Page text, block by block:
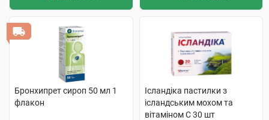
Бронхипрет сироп 50 мл 1
флакон
Ісландіка пастилки з
ісландським мохом та
вітаміном С 30 шт